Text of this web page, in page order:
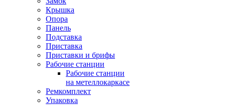
Крышка
Опора
Панель
Подставка
Приставка
Приставки и брифы
Рабочие станции
Рабочие станции
на метеллокаркасе
Ремкомплект
Упаковка